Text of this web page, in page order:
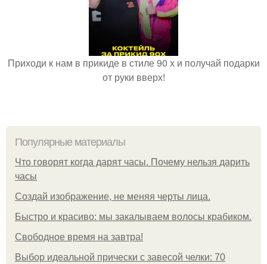
Приходи к нам в прикиде в стиле 90 х и получай подарки
от руки вверх!
Популярные материалы
Что говорят когда дарят часы. Почему нельзя дарить
часы
Создай изображение, не меняя черты лица.
Быстро и красиво: мы закалываем волосы крабиком.
Свободное время на завтра!
Выбор идеальной прически с завесой челки: 70